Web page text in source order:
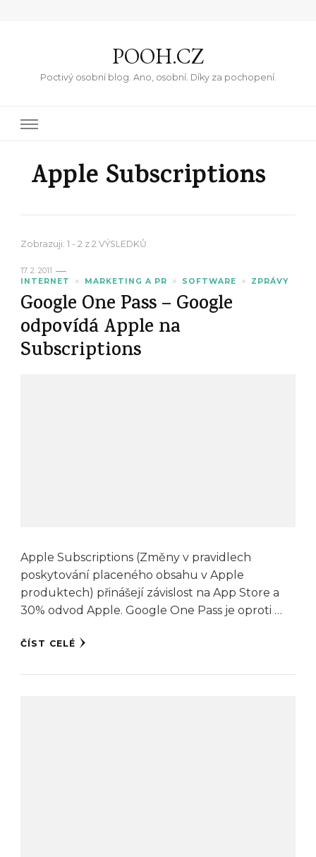
POOH.CZ
Poctivý osobní blog. Ano, osobní. Díky za pochopení.
Apple Subscriptions
Zobrazuji: 1 - 2 z 2 VÝSLEDKŮ
17. 2. 2011
INTERNET
MARKETING A PR SOFTWARE ZPRÁVY
Google One Pass – Google
odpovídá Apple na
Subscriptions
Apple Subscriptions (Změny v pravidlech
poskytování placeného obsahu v Apple
produktech) přinášejí závislost na App Store a
30% odvod Apple. Google One Pass je oproti …
ČÍST CELÉ